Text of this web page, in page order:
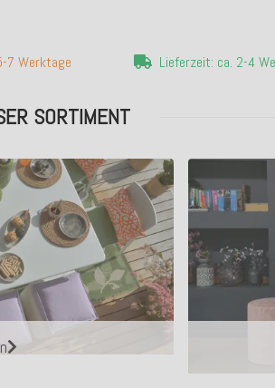
7 Werktage Lieferzeit: ca. 2-4
SORTIMENT